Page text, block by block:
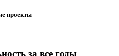
проекты
за все годы